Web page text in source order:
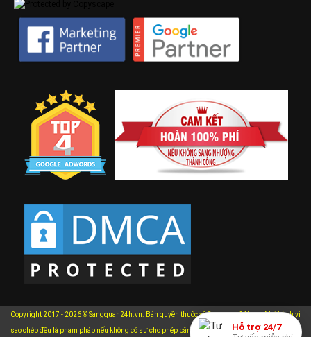
Hỗ trợ 24/7
Copyright 2017 - 2026 © Sangquan24h.vn. Bản quyền thuộc về Sangquan24h.vn. Mọi hành vi
sao chép đều là phạm pháp nếu không có sự cho phép bằng văn bản của chúng tôi.xem chi